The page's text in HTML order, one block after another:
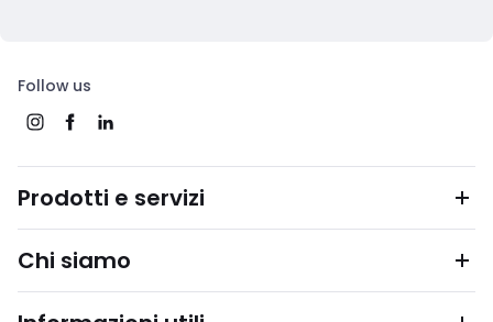
Follow us
Prodotti e servizi
Chi siamo